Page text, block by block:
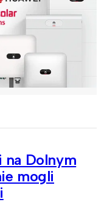
na Dolnym
mogli